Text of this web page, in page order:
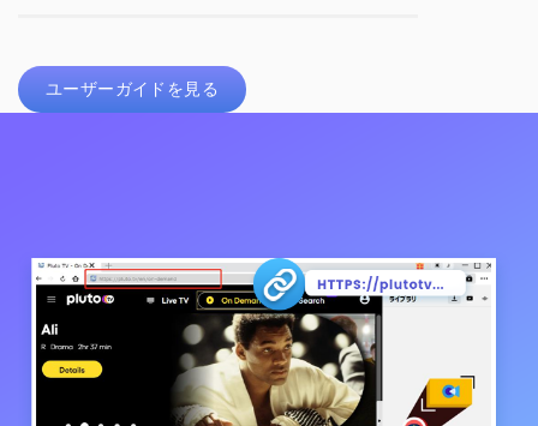
ユーザーガイドを見る